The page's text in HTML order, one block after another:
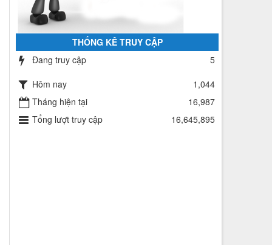
THỐNG KÊ TRUY CẬP
Đang truy cập
5
Hôm nay
1,044
Tháng hiện tại
16,987
Tổng lượt truy cập
16,645,895